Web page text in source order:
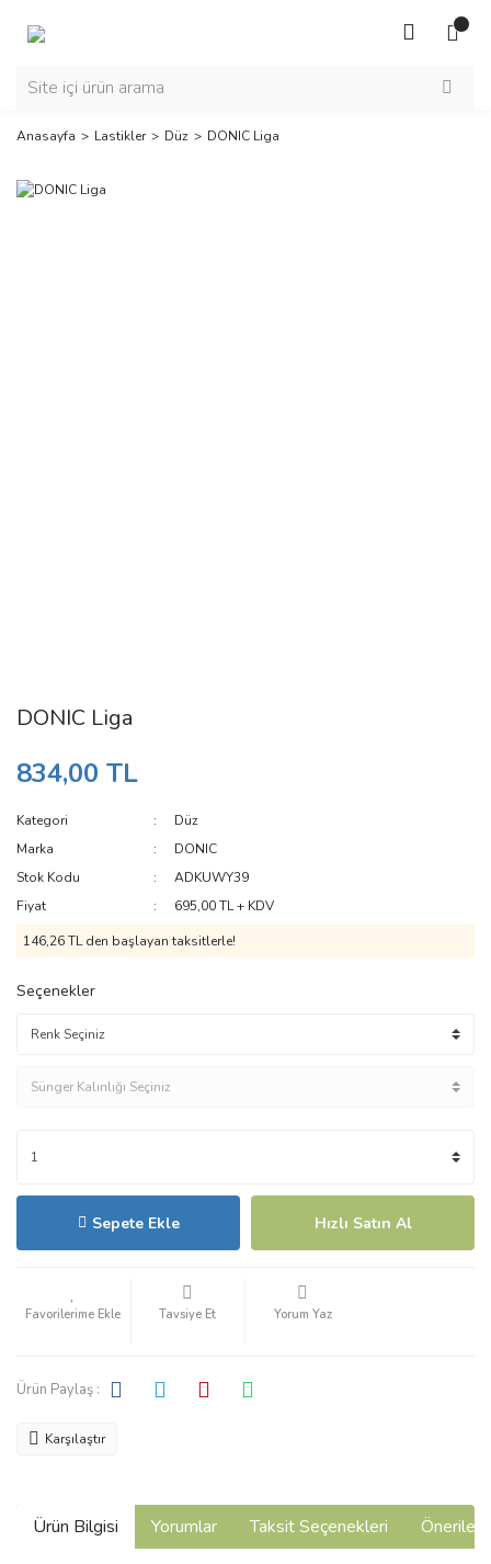
Anasayfa Lastikler Düz DONIC Liga
DONIC Liga
834,00 TL
Kategori
Düz
Marka
DONIC
Stok Kodu
ADKUWY39
Fiyat
695,00 TL + KDV
146,26 TL den başlayan taksitlerle!
Seçenekler
Sepete Ekle Hızlı Satın Al
Tavsiye Et Yorum Yaz
Ürün Paylaş :
Karşılaştır
Ürün Bilgisi Yorumlar Taksit Seçenekleri